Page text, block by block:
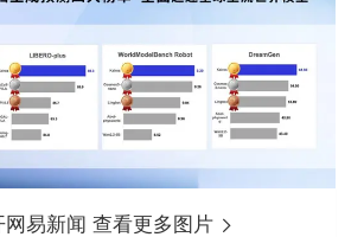
网易新闻 查看更多图片